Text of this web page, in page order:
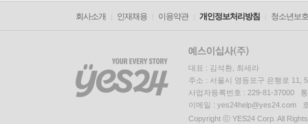
회사소개 인재채용 이용약관 개인정보처리방침 청소년보
대표 : 김석환, 최세라
주소 : 서울시 영등포구 은행로 11,
사업자등록번호 : 229-81-37000
이메일 : yes24help@yes24.com
Copyright ⓒ YES24 Corp. All